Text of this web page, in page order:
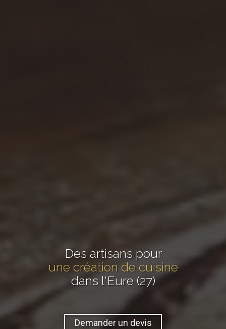
Des artisans pour
une création de cuisine
dans l'Eure (27)
Demander un devis